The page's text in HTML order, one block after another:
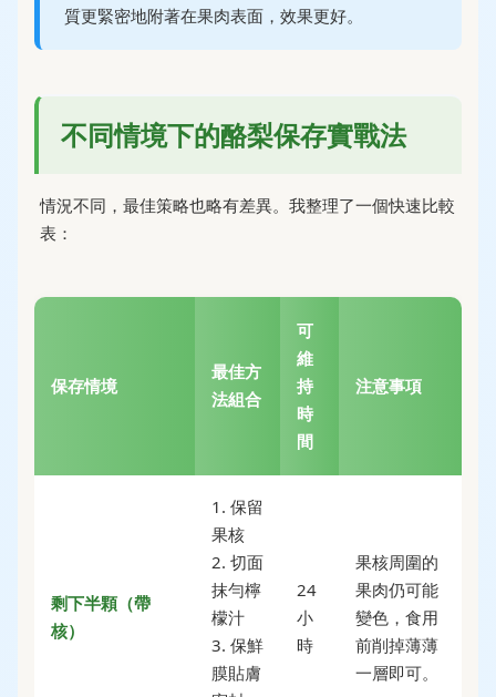
質更緊密地附著在果肉表面，效果更好。
不同情境下的酪梨保存實戰法
情況不同，最佳策略也略有差異。我整理了一個快速比較
表：
保存情境
最佳方
法組合
可
維
持
時
間
注意事項
剩下半顆（帶
核）
1. 保留
果核
2. 切面
抹勻檸
檬汁
3. 保鮮
膜貼膚
24
小
時
果核周圍的
果肉仍可能
變色，食用
前削掉薄薄
一層即可。